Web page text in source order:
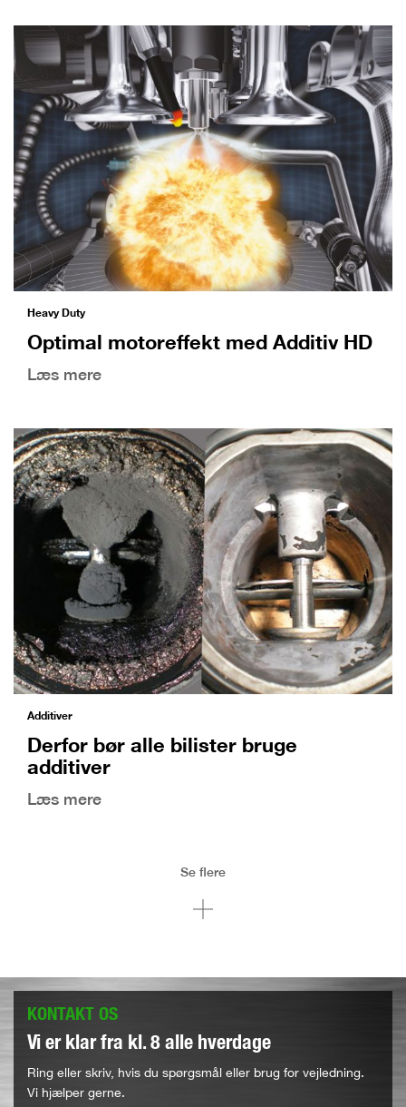
Heavy Duty
Optimal motoreffekt med Additiv HD
Læs mere
Additiver
Derfor bør alle bilister bruge
additiver
Læs mere
Se flere
KONTAKT OS
Vi er klar fra kl. 8 alle hverdage
Ring eller skriv, hvis du spørgsmål eller brug for vejledning.
Vi hjælper gerne.